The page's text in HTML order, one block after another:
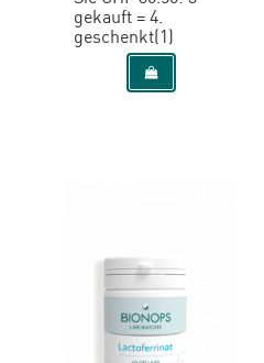
gekauft = 4.
geschenkt(1)